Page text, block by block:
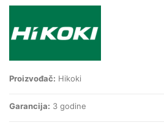
Proizvođač: Hikoki
Garancija: 3 godine